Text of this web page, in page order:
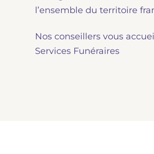
vous accompagnons.
un devis prévoyance
l’ensemble du territoire
Nos conseillers vous
Services Funéraires